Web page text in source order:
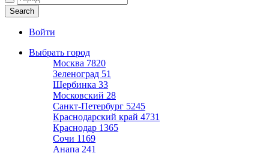
Войти
Выбрать город
Москва 7820
Зеленоград 51
Щербинка 33
Московский 28
Санкт-Петербург 5245
Краснодарский край 4731
Краснодар 1365
Сочи 1169
Анапа 241